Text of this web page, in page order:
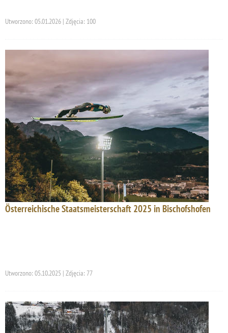
Utworzono: 05.01.2026 | Zdjęcia: 100
Österreichische Staatsmeisterschaft 2025 in Bischofshofen
Utworzono: 05.10.2025 | Zdjęcia: 77